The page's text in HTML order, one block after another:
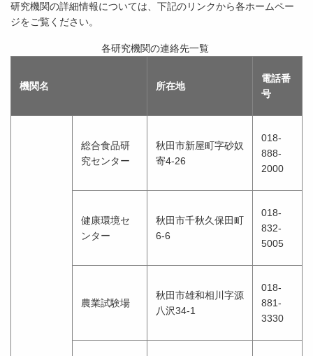
研究機関の詳細情報については、下記のリンクから各ホームペー
ジをご覧ください。
機関名 所在地
電話番
号
各研究機関の連絡先一覧
総合食品研
究センター
秋田市新屋町字砂奴
寄4-26
018-
888-
2000
健康環境セ
ンター
秋田市千秋久保田町
6-6
018-
832-
5005
農業試験場
秋田市雄和相川字源
八沢34-1
018-
881-
3330